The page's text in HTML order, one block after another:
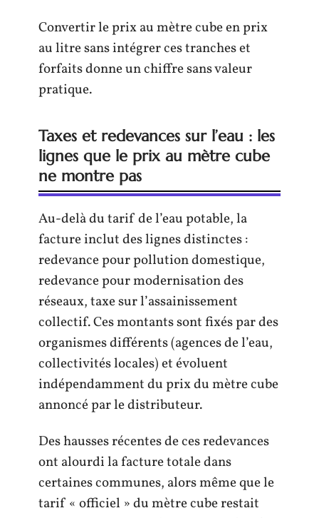
Convertir le prix au mètre cube en prix
au litre sans intégrer ces tranches et
forfaits donne un chiffre sans valeur
pratique.
Taxes et redevances sur l’eau : les
lignes que le prix au mètre cube
ne montre pas
Au-delà du tarif de l’eau potable, la
facture inclut des lignes distinctes :
redevance pour pollution domestique,
redevance pour modernisation des
réseaux, taxe sur l’assainissement
collectif. Ces montants sont fixés par des
organismes différents (agences de l’eau,
collectivités locales) et évoluent
indépendamment du prix du mètre cube
annoncé par le distributeur.
Des hausses récentes de ces redevances
ont alourdi la facture totale dans
certaines communes, alors même que le
tarif « officiel » du mètre cube restait